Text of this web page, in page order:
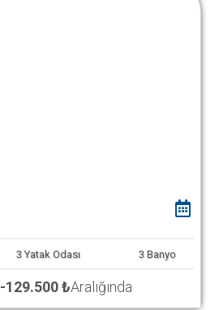
3 Yatak Odası 3 Banyo
-129.500 ₺Aralığında